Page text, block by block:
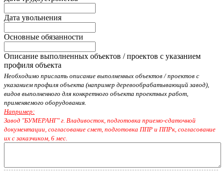
Дата увольнения
Основные обязанности
Описание выполненных объектов / проектов с указанием
профиля объекта
Необходимо прислать описание выполненных объектов / проектов с
указанием профиля объекта (например деревообрабатывающий завод),
видов выполненного для конкретного объекта проектных работ,
применяемого оборудования.
Например:
Завод "БУМЕРАНГ" г. Владивосток, подготовка приемо-сдаточной
документации, согласование смет, подготовка ППР и ППРк, согласование
их с заказчиком, 6 мес.